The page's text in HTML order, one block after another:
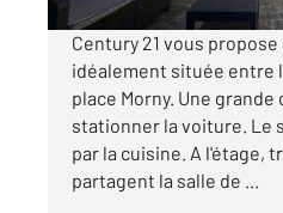
Century 21 vous
idéalement située entre
place Morny. Une
stationner la voiture. Le
par la cuisine. A l'étage,
partagent la salle de ...